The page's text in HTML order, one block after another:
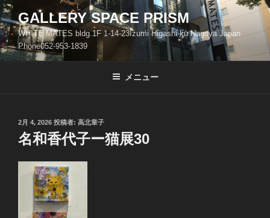
コ
ン
テ
ン
ツ
GALLERY SPACE PRISM
WHITE MATES bldg.1F 1-14-23Izumi Higashi-ku Nagoya Japan
Phone052-953-1839
メニュー
投
稿
日:
2月 4, 2026 投稿者: 高北章子
名和香代子ー猫展30